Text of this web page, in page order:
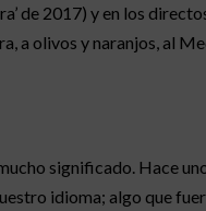
de 2017) y en los
a olivos y naranjos, al
significado. Hace
idioma; algo que